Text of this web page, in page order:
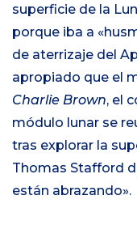
superficie de la
porque iba a
de aterrizaje del
apropiado que el
Charlie Brown, el
módulo lunar se
tras explorar la
Thomas Stafford
están abrazando».